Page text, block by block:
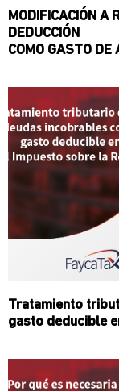
MODIFICACIÓN A
DEDUCCIÓN
COMO GASTO DE
Tratamiento
gasto deducible